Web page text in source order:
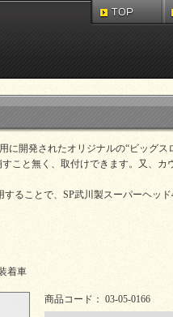
に開発されたオリジナルの“ビッグ
こと無く、取付けできます。又、カ
ることで、SP武川製スーパーヘッ
着車
商品コード： 03-05-0166